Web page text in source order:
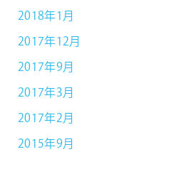
2018年1月
2017年12月
2017年9月
2017年3月
2017年2月
2015年9月